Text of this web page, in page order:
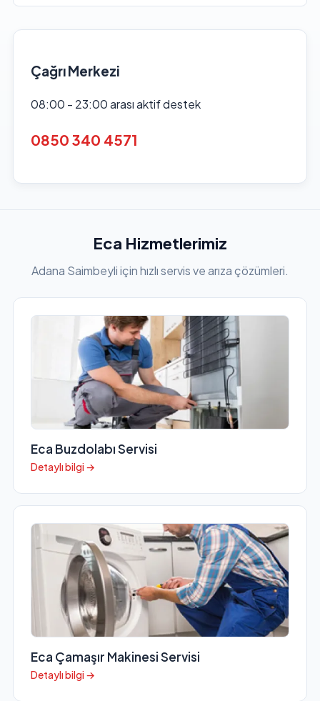
Çağrı Merkezi
08:00 - 23:00 arası aktif destek
0850 340 4571
Eca Hizmetlerimiz
Adana Saimbeyli için hızlı servis ve arıza çözümleri.
Eca Buzdolabı Servisi
Detaylı bilgi →
Eca Çamaşır Makinesi Servisi
Detaylı bilgi →